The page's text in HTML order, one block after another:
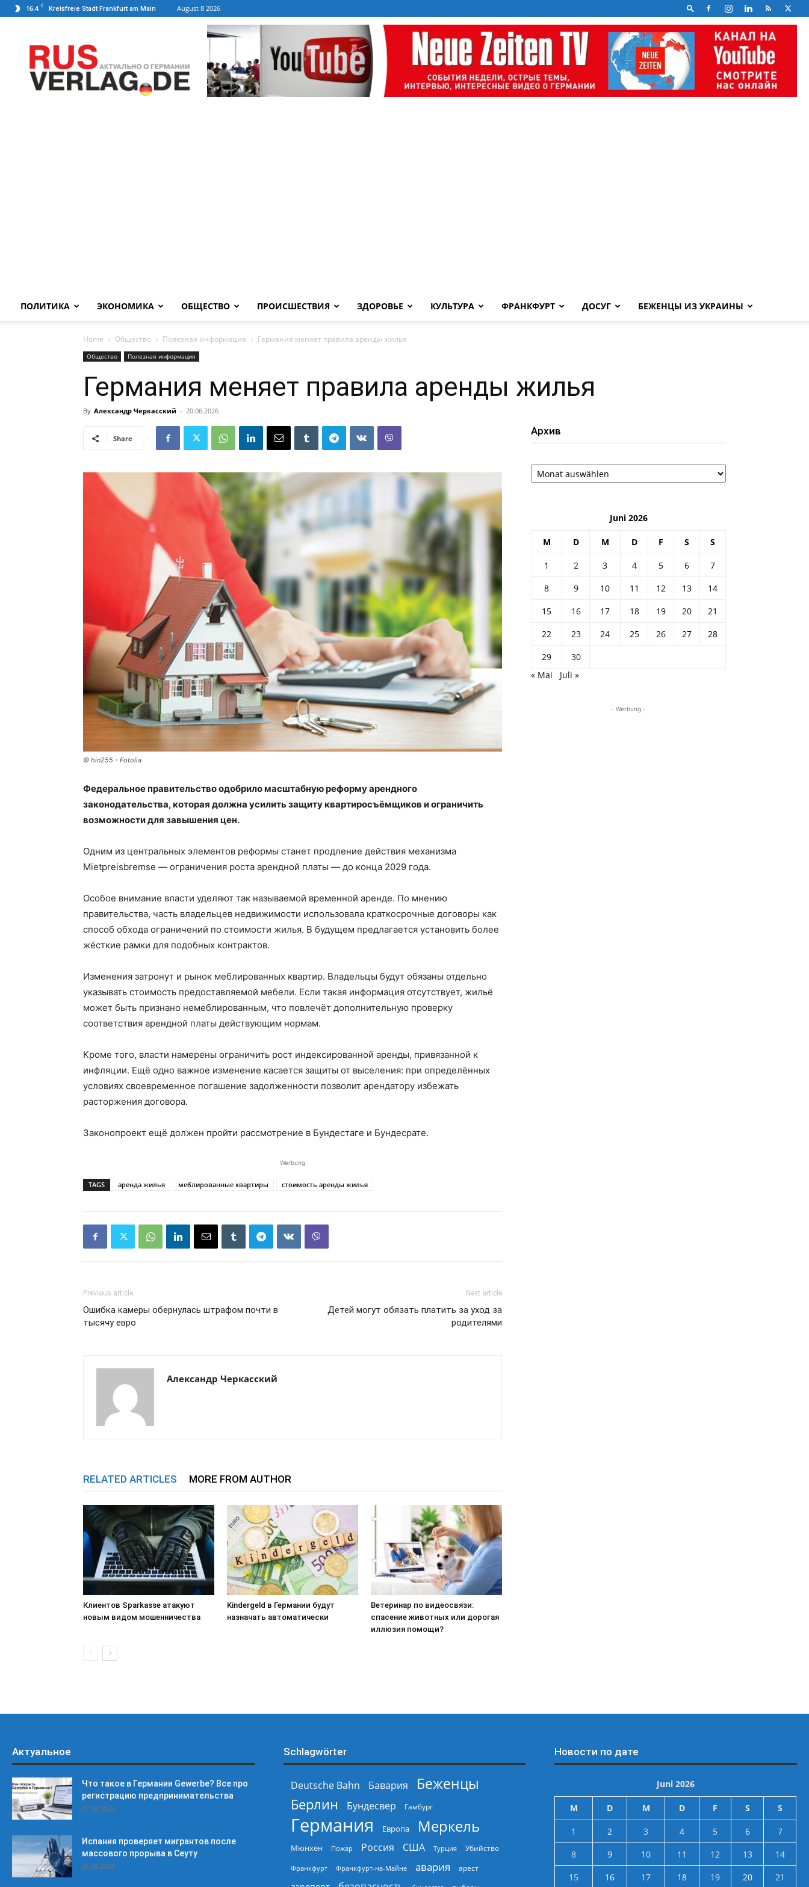
16.4 C Kreisfreie Stadt Frankfurt am Main August 8 2026
ПОЛИТИКА ЭКОНОМИКА ОБЩЕСТВО ПРОИСШЕСТВИЯ ЗДОРОВЬЕ КУЛЬТУРА ФРАНКФУРТ ДОСУГ БЕЖЕНЦЫ ИЗ УКРАИНЫ
Home Общество Полезная информация Германия меняет правила аренды жилья
Общество Полезная информация
Германия меняет правила аренды жилья
By Александр Черкасский - 20.06.2026
Share
© hin255 - Fotolia
Федеральное правительство одобрило масштабную реформу арендного
законодательства, которая должна усилить защиту квартиросъёмщиков и ограничить
возможности для завышения цен.
Одним из центральных элементов реформы станет продление действия механизма
Mietpreisbremse — ограничения роста арендной платы — до конца 2029 года.
Особое внимание власти уделяют так называемой временной аренде. По мнению
правительства, часть владельцев недвижимости использовала краткосрочные договоры как
способ обхода ограничений по стоимости жилья. В будущем предлагается установить более
жёсткие рамки для подобных контрактов.
Изменения затронут и рынок меблированных квартир. Владельцы будут обязаны отдельно
указывать стоимость предоставляемой мебели. Если такая информация отсутствует, жильё
может быть признано немеблированным, что повлечёт дополнительную проверку
соответствия арендной платы действующим нормам.
Кроме того, власти намерены ограничить рост индексированной аренды, привязанной к
инфляции. Ещё одно важное изменение касается защиты от выселения: при определённых
условиях своевременное погашение задолженности позволит арендатору избежать
расторжения договора.
Законопроект ещё должен пройти рассмотрение в Бундестаге и Бундесрате.
Werbung
TAGS аренда жилья меблированные квартиры стоимость аренды жилья
Previous article
Ошибка камеры обернулась штрафом почти в
тысячу евро
Next article
Детей могут обязать платить за уход за
родителями
Александр Черкасский
RELATED ARTICLES MORE FROM AUTHOR
Клиентов Sparkasse атакуют
новым видом мошенничества
Kindergeld в Германии будут
назначать автоматически
Ветеринар по видеосвязи:
спасение животных или дорогая
иллюзия помощи?
Архив
Архив
Juni 2026
M D M D F S S
1 2 3 4 5 6
7
8
9 10 11 12 13
14
15
16 17 18 19 20
21
22
23 24 25 26 27
28
29
30
« Mai
Juli »
- Werbung -
Актуальное
Что такое в Германии Gewerbe? Все про
регистрацию предпринимательства
07.08.2026
Испания проверяет мигрантов после
массового прорыва в Сеуту
06.08.2026
Schlagwörter
Deutsche Bahn Бавария
Беженцы
Берлин
Бундесвер Гамбург
Германия Европа Меркель
Мюнхен Пожар Россия США Турция Убийство
Франкфурт Франкфурт-на-Майне авария арест
Новости по дате
Juni 2026
M D M D F S S
1 2 3 4 5 6
7
8
9 10 11 12 13
14
15
16 17 18 19 20 21